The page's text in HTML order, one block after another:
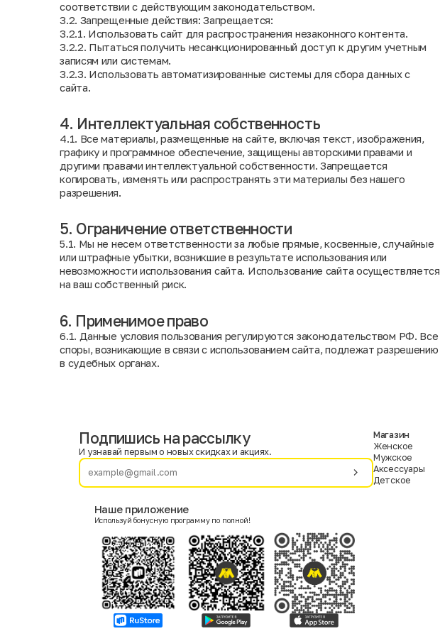
соответствии с действующим законодательством.
3.2. Запрещенные действия: Запрещается:
3.2.1. Использовать сайт для распространения незаконного контента.
3.2.2. Пытаться получить несанкционированный доступ к другим учетным
записям или системам.
3.2.3. Использовать автоматизированные системы для сбора данных с
сайта.
4. Интеллектуальная собственность
4.1. Все материалы, размещенные на сайте, включая текст, изображения,
графику и программное обеспечение, защищены авторскими правами и
другими правами интеллектуальной собственности. Запрещается
копировать, изменять или распространять эти материалы без нашего
разрешения.
5. Ограничение ответственности
5.1. Мы не несем ответственности за любые прямые, косвенные, случайные
или штрафные убытки, возникшие в результате использования или
невозможности использования сайта. Использование сайта осуществляется
на ваш собственный риск.
6. Применимое право
6.1. Данные условия пользования регулируются законодательством РФ. Все
споры, возникающие в связи с использованием сайта, подлежат разрешению
в судебных органах.
Фамилия
Женский
Согласие на получение чеков по электронной почте
Подпишись на рассылку
И узнавай первым о новых скидках и акциях.
Наше приложение
Используй бонусную программу по полной!
Магазин
Женское
Мужское
Аксессуары
Детское